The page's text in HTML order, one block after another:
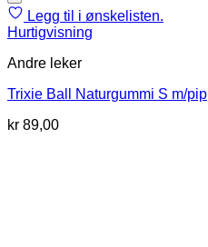
Legg til i ønskelisten.
Hurtigvisning
Andre leker
Trixie Ball Naturgummi S m/pip
kr 89,00